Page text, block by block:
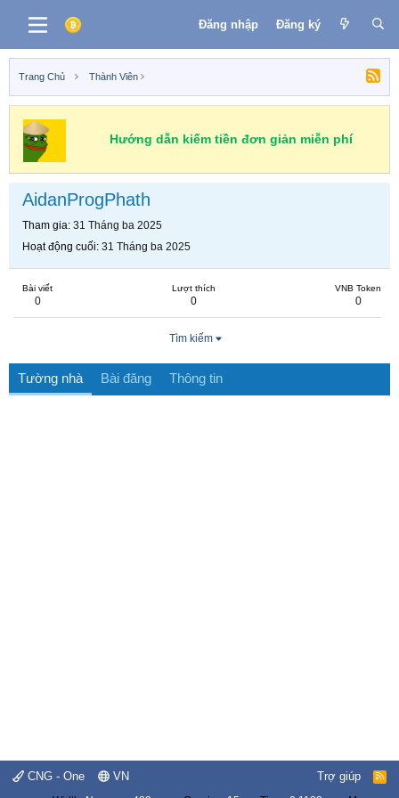
Đăng nhập Đăng ký
Trang Chủ Thành Viên
Hướng dẫn kiếm tiền đơn giản miễn phí
AidanProgPhath
Tham gia 31 Tháng ba 2025
Hoạt động cuối 31 Tháng ba 2025
Bài viết
0
Lượt thích
0
VNB Token
0
Tìm kiếm
Tường nhà Bài đăng Thông tin
CNG - One VN Trợ giúp
R